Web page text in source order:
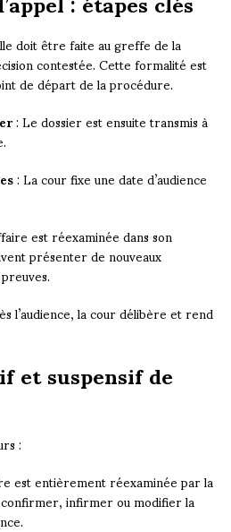
doit être faite au greffe de la
contestée. Cette formalité est
de départ de la procédure.
: Le dossier est ensuite transmis à
: La cour fixe une date d’audience
est réexaminée dans son
présenter de nouveaux
l’audience, la cour délibère et rend
et suspensif de
:
est entièrement réexaminée par la
infirmer ou modifier la